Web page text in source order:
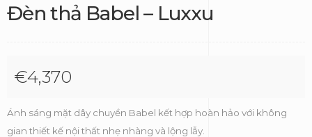
Đèn thả Babel – Luxxu
€4,370
Ánh sáng mặt dây chuyền Babel kết hợp hoàn hảo với không
gian thiết kế nội thất nhẹ nhàng và lộng lẫy.